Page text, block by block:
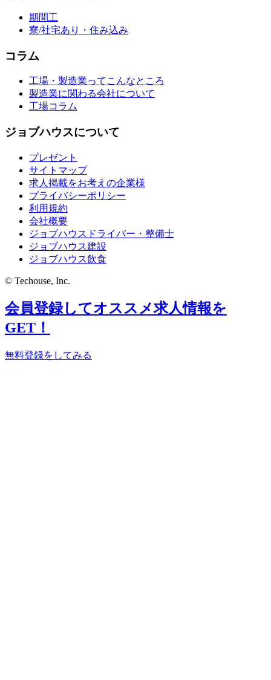
期間工
寮/社宅あり・住み込み
コラム
工場・製造業ってこんなところ
製造業に関わる会社について
工場コラム
ジョブハウスについて
プレゼント
サイトマップ
求人掲載をお考えの企業様
プライバシーポリシー
利用規約
会社概要
ジョブハウスドライバー・整備士
ジョブハウス建設
ジョブハウス飲食
© Techouse, Inc.
会員登録してオススメ求人情報を
GET！
無料登録をしてみる